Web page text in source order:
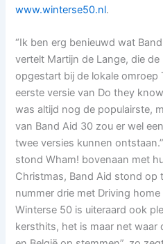
www.winterse50.nl.
“Ik ben erg benieuwd wat
vertelt Martijn de Lange, die
opgestart bij de lokale omroep
eerste versie van Do they
was altijd nog de populairste,
van Band Aid 30 zou er wel
twee versies kunnen
stond Wham! bovenaan met
Christmas, Band Aid stond op
nummer drie met Driving
Winterse 50 is uiteraard ook
kersthits, het is maar net waar